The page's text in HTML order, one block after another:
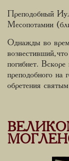
Преподобный
Месопотамии
Однажды во
возвестивший,
погибнет.
преподобного на
обретения